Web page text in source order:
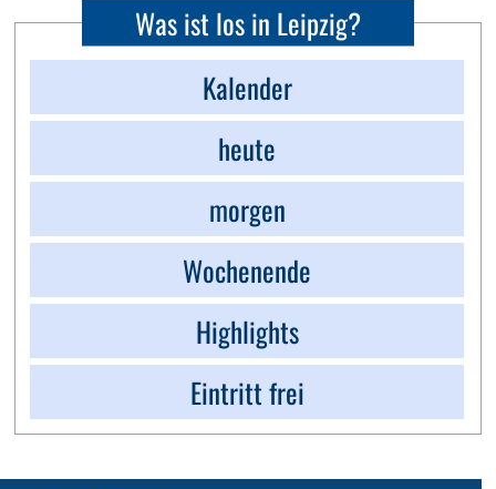
Was ist los in Leipzig?
Kalender
heute
morgen
Wochenende
Highlights
Eintritt frei